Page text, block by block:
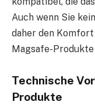
Auch wenn Sie
daher den
Magsafe-
Technische
Produkte